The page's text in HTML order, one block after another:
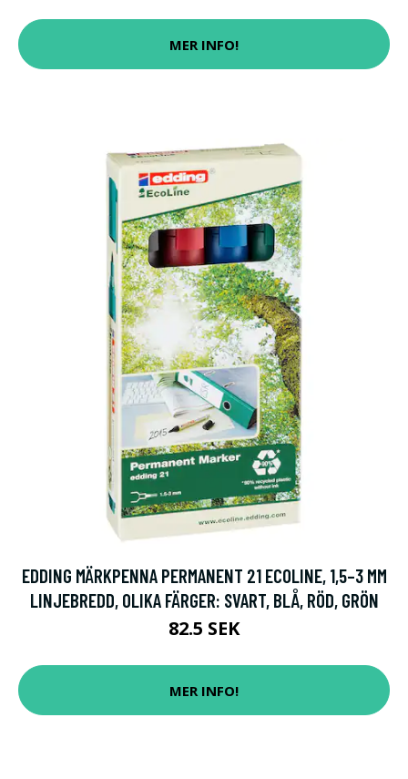
MER INFO!
EDDING MÄRKPENNA PERMANENT 21 ECOLINE, 1,5–3 MM
LINJEBREDD, OLIKA FÄRGER: SVART, BLÅ, RÖD, GRÖN
82.5 SEK
MER INFO!